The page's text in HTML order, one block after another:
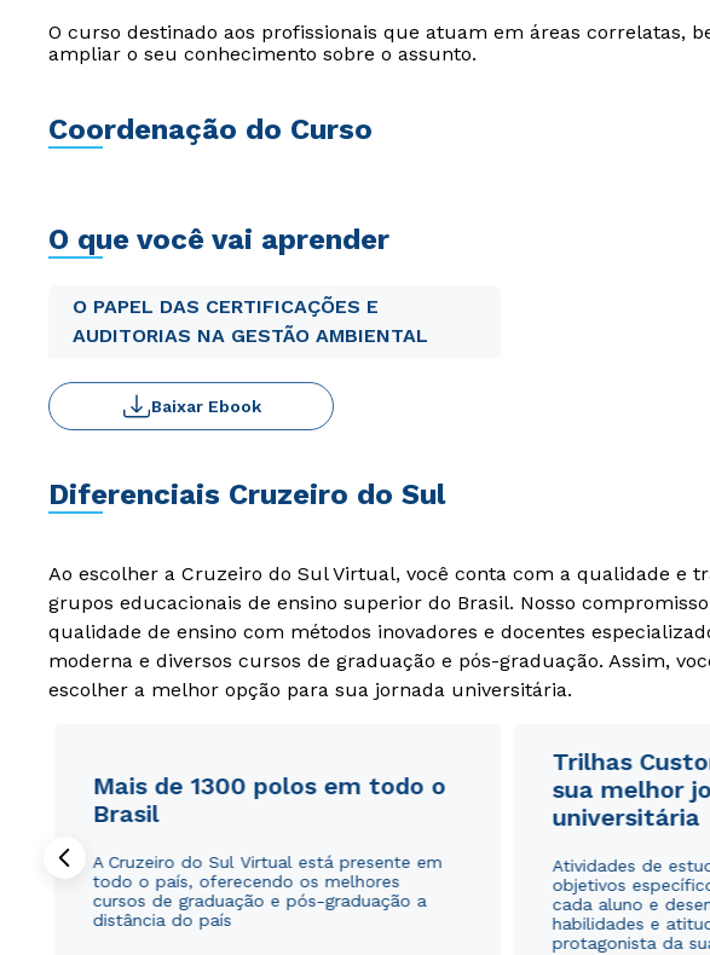
O curso destinado aos profissionais que atuam em áreas correlatas,
ampliar o seu conhecimento sobre o assunto.
Coordenação do Curso
O que você vai aprender
O PAPEL DAS CERTIFICAÇÕES E
AUDITORIAS NA GESTÃO AMBIENTAL
Baixar Ebook
Diferenciais Cruzeiro do Sul
Ao escolher a Cruzeiro do Sul Virtual, você conta com a qualidade e
grupos educacionais de ensino superior do Brasil. Nosso
qualidade de ensino com métodos inovadores e docentes
moderna e diversos cursos de graduação e pós-graduação. Assim,
escolher a melhor opção para sua jornada universitária.
Mais de 1300 polos em todo o
Brasil
A Cruzeiro do Sul Virtual está presente em
todo o país, oferecendo os melhores
cursos de graduação e pós-graduação a
distância do país
Trilhas
sua melhor
universitária
Atividades de
objetivos
cada aluno e
habilidades e
protagonista da
Estou de
autorizo que
envio de
Estou de
autorizo que
envio de